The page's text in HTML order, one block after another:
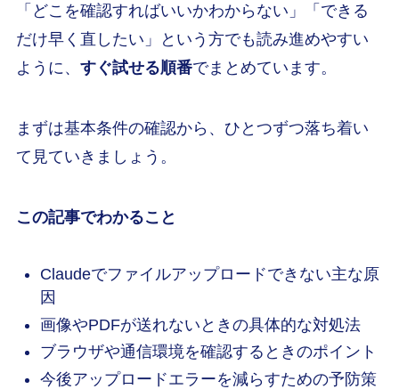
「どこを確認すればいいかわからない」「できる
だけ早く直したい」という方でも読み進めやすい
ように、 すぐ試せる順番でまとめています。
まずは基本条件の確認から、ひとつずつ落ち着い
て見ていきましょう。
この記事でわかること
Claudeでファイルアップロードできない主な原
因
画像やPDFが送れないときの具体的な対処法
ブラウザや通信環境を確認するときのポイント
今後アップロードエラーを減らすための予防策